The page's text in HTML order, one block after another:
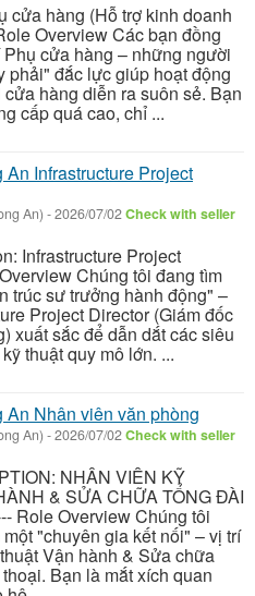
cửa hàng (Hỗ trợ kinh doanh
Overview Các bạn đồng
cửa hàng – những người
phải" đắc lực giúp hoạt động
hàng diễn ra suôn sẻ. Bạn
cấp quá cao, chỉ ...
Infrastructure Project
An) -2026/07/02Check with seller
Infrastructure Project
Chúng tôi đang tìm
trúc sư trưởng hành động" –
Project Director (Giám đốc
xuất sắc để dẫn dắt các siêu
thuật quy mô lớn. ...
An Nhân viên văn phòng
An) -2026/07/02Check with seller
NHÂN VIÊN KỸ
& SỬA CHỮA TỔNG ĐÀI
Role Overview Chúng tôi
"chuyên gia kết nối" – vị trí
Vận hành & Sửa chữa
Bạn là mắt xích quan